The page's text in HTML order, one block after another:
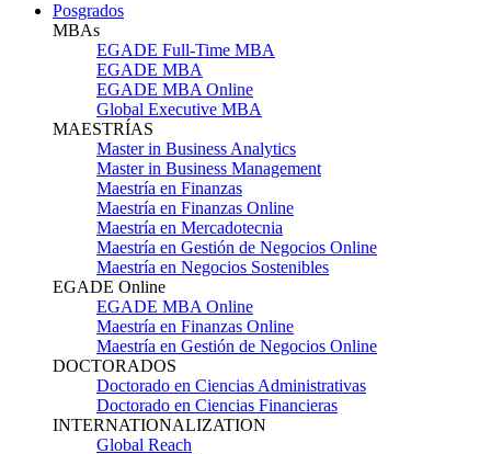
Posgrados
MBAs
EGADE Full-Time MBA
EGADE MBA
EGADE MBA Online
Global Executive MBA
MAESTRÍAS
Master in Business Analytics
Master in Business Management
Maestría en Finanzas
Maestría en Finanzas Online
Maestría en Mercadotecnia
Maestría en Gestión de Negocios Online
Maestría en Negocios Sostenibles
EGADE Online
EGADE MBA Online
Maestría en Finanzas Online
Maestría en Gestión de Negocios Online
DOCTORADOS
Doctorado en Ciencias Administrativas
Doctorado en Ciencias Financieras
INTERNATIONALIZATION
Global Reach